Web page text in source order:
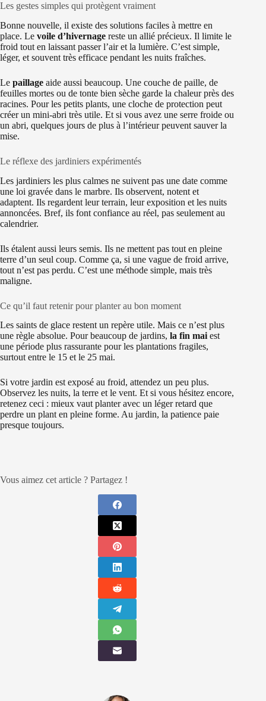
Les gestes simples qui protègent vraiment
Bonne nouvelle, il existe des solutions faciles à mettre en
place. Le voile d’hivernage reste un allié précieux. Il limite le
froid tout en laissant passer l’air et la lumière. C’est simple,
léger, et souvent très efficace pendant les nuits fraîches.
Le paillage aide aussi beaucoup. Une couche de paille, de
feuilles mortes ou de tonte bien sèche garde la chaleur près des
racines. Pour les petits plants, une cloche de protection peut
créer un mini-abri très utile. Et si vous avez une serre froide ou
un abri, quelques jours de plus à l’intérieur peuvent sauver la
mise.
Le réflexe des jardiniers expérimentés
Les jardiniers les plus calmes ne suivent pas une date comme
une loi gravée dans le marbre. Ils observent, notent et
adaptent. Ils regardent leur terrain, leur exposition et les nuits
annoncées. Bref, ils font confiance au réel, pas seulement au
calendrier.
Ils étalent aussi leurs semis. Ils ne mettent pas tout en pleine
terre d’un seul coup. Comme ça, si une vague de froid arrive,
tout n’est pas perdu. C’est une méthode simple, mais très
maligne.
Ce qu’il faut retenir pour planter au bon moment
Les saints de glace restent un repère utile. Mais ce n’est plus
une règle absolue. Pour beaucoup de jardins, la fin maiest
une période plus rassurante pour les plantations fragiles,
surtout entre le 15 et le 25 mai.
Si votre jardin est exposé au froid, attendez un peu plus.
Observez les nuits, la terre et le vent. Et si vous hésitez encore,
retenez ceci : mieux vaut planter avec un léger retard que
perdre un plant en pleine forme. Au jardin, la patience paie
presque toujours.
Vous aimez cet article ? Partagez !